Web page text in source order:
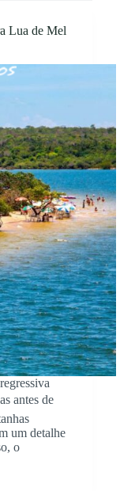
Lua de Mel
antes de
um detalhe
o